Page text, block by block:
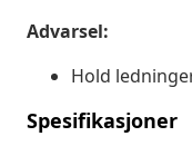
Advarsel:
Hold
Spesifikasjoner